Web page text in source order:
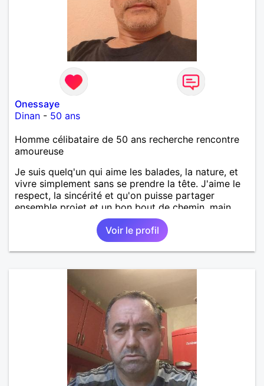
Onessaye
Dinan - 50 ans
Homme célibataire de 50 ans recherche rencontre
amoureuse
Je suis quelq'un qui aime les balades, la nature, et
vivre simplement sans se prendre la tête. J'aime le
respect, la sincérité et qu'on puisse partager
ensemble projet et un bon bout de chemin, main
Voir le profil